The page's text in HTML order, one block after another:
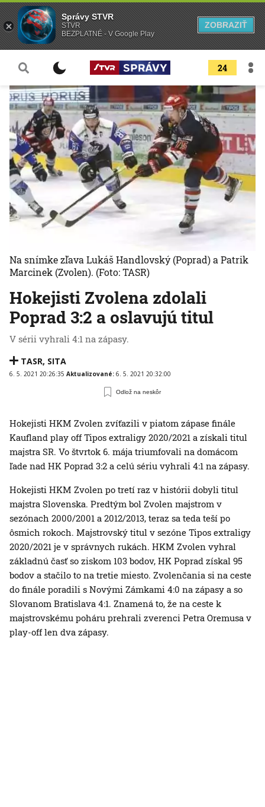
24
Hokejisti Zvolena zdolali
Poprad 3:2 a oslavujú titul
V sérii vyhrali 4:1 na zápasy.
TASR, SITA
6. 5. 2021 20:26:35 Aktualizované: 6. 5. 2021 20:32:00
Odlož na neskôr
Na snímke zľava Lukáš Handlovský (Poprad) a Patrik
Marcinek (Zvolen). (Foto: TASR)
Hokejisti HKM Zvolen zvíťazili v piatom zápase finále
Kaufland play off Tipos extraligy 2020/2021 a získali titul
majstra SR. Vo štvrtok 6. mája triumfovali na domácom
ľade nad HK Poprad 3:2 a celú sériu vyhrali 4:1 na zápasy.
Hokejisti HKM Zvolen po tretí raz v histórii dobyli titul
majstra Slovenska. Predtým bol Zvolen majstrom v
sezónach 2000/2001 a 2012/2013, teraz sa teda teší po
ôsmich rokoch. Majstrovský titul v sezóne Tipos extraligy
2020/2021 je v správnych rukách. HKM Zvolen vyhral
základnú časť so ziskom 103 bodov, HK Poprad získal 95
bodov a stačilo to na tretie miesto. Zvolenčania si na ceste
do finále poradili s Novými Zámkami 4:0 na zápasy a so
Slovanom Bratislava 4:1. Znamená to, že na ceste k
majstrovskému poháru prehrali zverenci Petra Oremusa v
play-off len dva zápasy.
Správy STVR
STVR
BEZPLATNÉ - V Google Play
ZOBRAZIŤ